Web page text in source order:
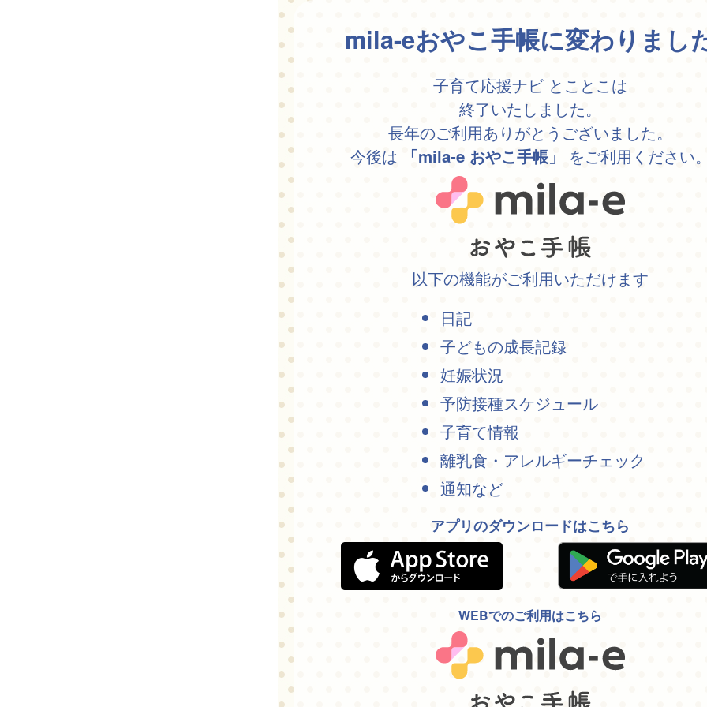
mila-eおやこ手帳に変わりまし
子育て応援ナビ とことこは
終了いたしました。
長年のご利用ありがとうございました。
今後は
「mila-e おやこ手帳」 をご利用ください
以下の機能がご利用いただけます
日記
子どもの成長記録
妊娠状況
予防接種スケジュール
子育て情報
離乳食・アレルギーチェック
通知など
アプリのダウンロードはこちら
WEBでのご利用はこちら